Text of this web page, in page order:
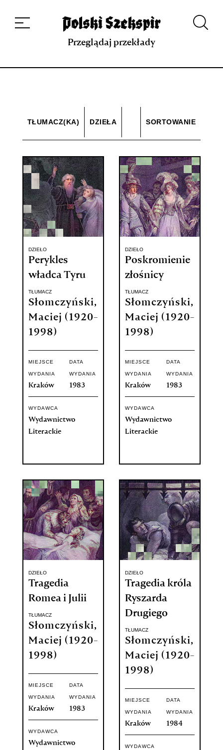
projekcie
Kontakt Indeks strony Aplikacja
Repozytorium XIX w.
Przeglądaj przekłady
TŁUMACZ(KA) DZIEŁA SORTOWANIE
DZIEŁO
Perykles
władca Tyru
TŁUMACZ
Słomczyński,
Maciej (1920-
1998)
MIEJSCE
WYDANIA
Kraków
DATA
WYDANIA
1983
WYDAWCA
Wydawnictwo
Literackie
DZIEŁO
Poskromienie
złośnicy
TŁUMACZ
Słomczyński,
Maciej (1920-
1998)
MIEJSCE
WYDANIA
Kraków
DATA
WYDANIA
1983
WYDAWCA
Wydawnictwo
Literackie
DZIEŁO
Tragedia
Romea i Julii
TŁUMACZ
Słomczyński,
Maciej (1920-
1998)
MIEJSCE
WYDANIA
Kraków
DATA
WYDANIA
1983
WYDAWCA
Wydawnictwo
DZIEŁO
Tragedia króla
Ryszarda
Drugiego
TŁUMACZ
Słomczyński,
Maciej (1920-
1998)
MIEJSCE
WYDANIA
Kraków
DATA
WYDANIA
1984
WYDAWCA